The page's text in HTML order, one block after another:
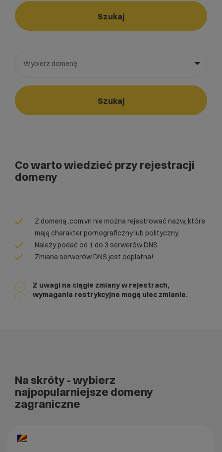
Wybierz gotową listę. Użyj spacji, aby otworzyć.
Naciśnij spację, aby otworzyć listę, klawisze strzałek, aby
Szukaj
Wybierz domenę
Wybierz gotową listę. Użyj spacji, aby otworzyć.
Naciśnij spację, aby otworzyć listę, klawisze strzałek, aby
Szukaj
Co warto wiedzieć przy rejestracji
domeny
Z domeną .com.vn nie można rejestrować nazw, które
mają charakter pornograficzny lub polityczny.
Należy podać od 1 do 3 serwerów DNS.
Zmiana serwerów DNS jest odpłatna!
Z uwagi na ciągłe zmiany w rejestrach,
wymagania restrykcyjne mogą ulec zmianie.
Na skróty - wybierz
najpopularniejsze domeny
zagraniczne